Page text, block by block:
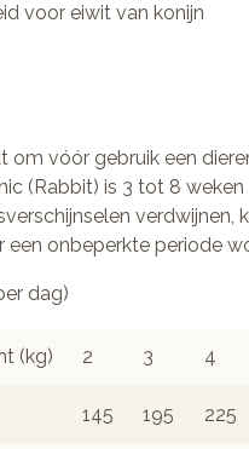
voor eiwit van konijn
om vóór gebruik een
(Rabbit) is 3 tot 8
een onbeperkte periode
dag)
(kg) 2 3 4
145 195 225